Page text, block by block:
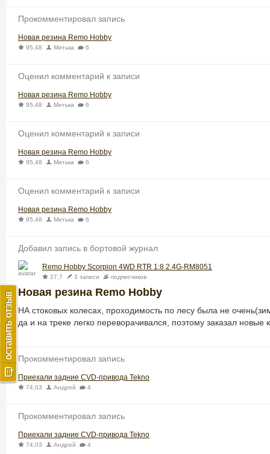
Прокомментировал запись
Новая резина Remo Hobby
95,48 Митька 6
Оценил комментарий к записи
Новая резина Remo Hobby
95,48 Митька 6
Оценил комментарий к записи
Новая резина Remo Hobby
95,48 Митька 6
Оценил комментарий к записи
Новая резина Remo Hobby
95,48 Митька 6
Добавил запись в бортовой журнал
Remo Hobby Scorpion 4WD RTR 1:8 2.4G-RM8051
27,7 3 записи подписчиков
Новая резина Remo Hobby
НА стоковых колесах, проходимость по лесу была не
да и на треке легко переворачивался, поэтому заказал новые
Прокомментировал запись
Приехали задние CVD-привода Tekno
74,03 Андрей 4
Прокомментировал запись
Приехали задние CVD-привода Tekno
74,03 Андрей 4